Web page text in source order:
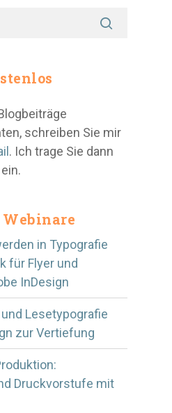
schreiben Sie mir
. Ich trage Sie dann
in Typografie
für Flyer und
InDesign
und Lesetypografie
zur Vertiefung
Druckvorstufe mit